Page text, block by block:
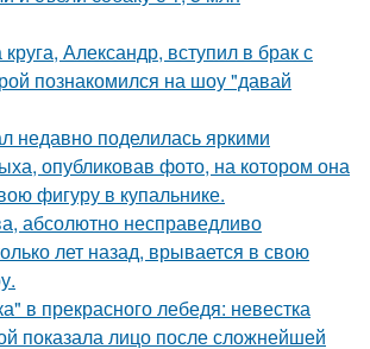
Александр, вступил в брак с
познакомился на шоу "давай
недавно поделилась яркими
опубликовав фото, на котором она
фигуру в купальнике.
абсолютно несправедливо
лет назад, врывается в свою
в прекрасного лебедя: невестка
показала лицо после сложнейшей